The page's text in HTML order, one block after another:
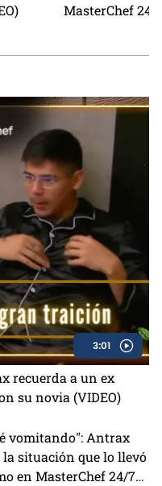
MasterChef 24/
3:01
recuerda a un ex
su novia (VIDEO)
vomitando": Antrax
la situación que lo llevó
en MasterChef 24/7